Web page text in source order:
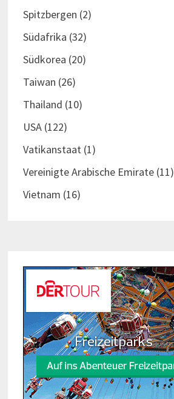
Spitzbergen (2)
Südafrika (32)
Südkorea (20)
Taiwan (26)
Thailand (10)
USA(122)
Vatikanstaat(1)
Vereinigte Arabische Emirate(11)
Vietnam (16)